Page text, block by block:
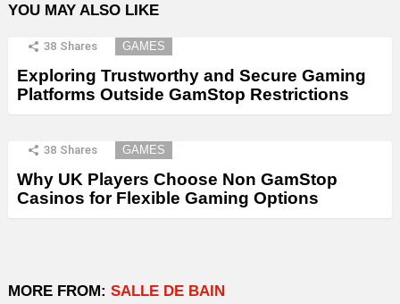
YOU MAY ALSO LIKE
38 Shares GAMES
Exploring Trustworthy and Secure Gaming
Platforms Outside GamStop Restrictions
38 Shares GAMES
Why UK Players Choose Non GamStop
Casinos for Flexible Gaming Options
MORE FROM: SALLE DE BAIN